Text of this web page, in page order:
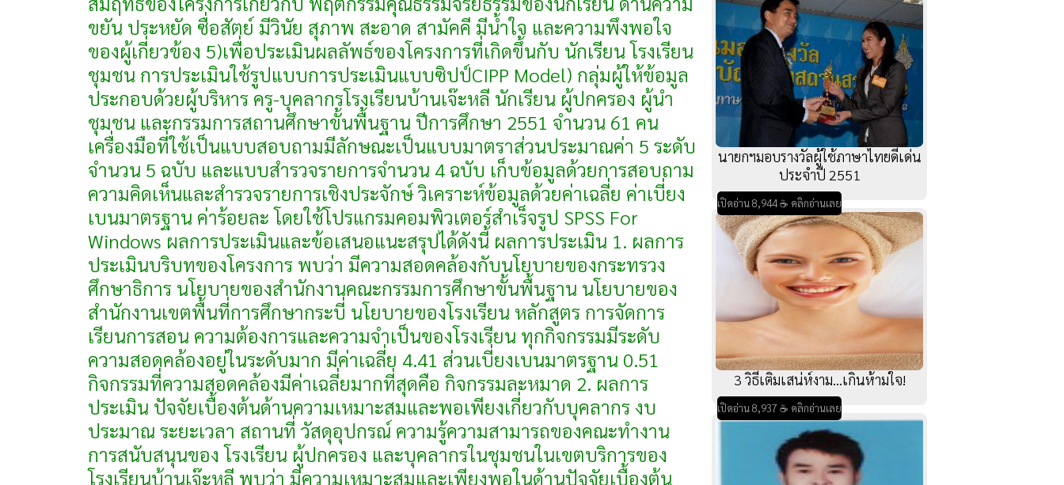
ขยัน ประหยัด ซื่อสัตย์ มีวินัย สุภาพ สะอาด สามัคคี มีน้ำใจ และความพึงพอใจ
ของผู้เกี่ยวข้อง 5)เพื่อประเมินผลลัพธ์ของโครงการที่เกิดขึ้นกับ นักเรียน โรงเรียน
ชุมชน การประเมินใช้รูปแบบการประเมินแบบซิปป์CIPP Model) กลุ่มผู้ให้ข้อมูล
ประกอบด้วยผู้บริหาร ครู-บุคลากรโรงเรียนบ้านเจ๊ะหลี นักเรียน ผู้ปกครอง ผู้นำ
ชุมชน และกรรมการสถานศึกษาขั้นพื้นฐาน ปีการศึกษา 2551 จำนวน 61 คน
เครื่องมือที่ใช้เป็นแบบสอบถามมีลักษณะเป็นแบบมาตราส่วนประมาณค่า 5 ระดับ
จำนวน 5 ฉบับ และแบบสำรวจรายการจำนวน 4 ฉบับ เก็บข้อมูลด้วยการสอบถาม
ความคิดเห็นและสำรวจรายการเชิงประจักษ์ วิเคราะห์ข้อมูลด้วยค่าเฉลี่ย ค่าเบี่ยง
เบนมาตรฐาน ค่าร้อยละ โดยใช้โปรแกรมคอมพิวเตอร์สำเร็จรูป SPSS For
Windows ผลการประเมินและข้อเสนอแนะสรุปได้ดังนี้ ผลการประเมิน 1. ผลการ
ประเมินบริบทของโครงการ พบว่า มีความสอดคล้องกับนโยบายของกระทรวง
ศึกษาธิการ นโยบายของสำนักงานคณะกรรมการศึกษาขั้นพื้นฐาน นโยบายของ
สำนักงานเขตพื้นที่การศึกษากระบี่ นโยบายของโรงเรียน หลักสูตร การจัดการ
เรียนการสอน ความต้องการและความจำเป็นของโรงเรียน ทุกกิจกรรมมีระดับ
ความสอดคล้องอยู่ในระดับมาก มีค่าเฉลี่ย 4.41 ส่วนเบี่ยงเบนมาตรฐาน 0.51
กิจกรรมที่ความสอดคล้องมีค่าเฉลี่ยมากที่สุดคือ กิจกรรมละหมาด 2. ผลการ
ประเมิน ปัจจัยเบื้องต้นด้านความเหมาะสมและพอเพียงเกี่ยวกับบุคลากร งบ
ประมาณ ระยะเวลา สถานที่ วัสดุอุปกรณ์ ความรู้ความสามารถของคณะทำงาน
การสนับสนุนของ โรงเรียน ผู้ปกครอง และบุคลากรในชุมชนในเขตบริการของ
โรงเรียนบ้านเจ๊ะหลี พบว่า มีความเหมาะสมและเพียงพอในด้านปัจจัยเบื้องต้น
นายกฯมอบรางวัลผู้ใช้ภาษาไทยดีเด่น
ประจำปี 2551
เปิดอ่าน 8,944 ☕ คลิกอ่านเลย
3 วิธีเติมเสน่ห์งาม...เกินห้ามใจ!
เปิดอ่าน 8,937 ☕ คลิกอ่านเลย